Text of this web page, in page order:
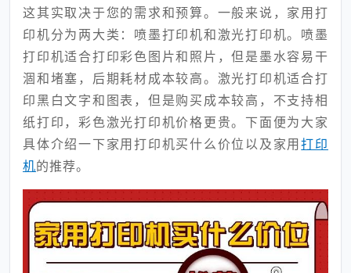
这其实取决于您的需求和预算。一般来说，家用打
印机分为两大类：喷墨打印机和激光打印机。喷墨
打印机适合打印彩色图片和照片，但是墨水容易干
涸和堵塞，后期耗材成本较高。激光打印机适合打
印黑白文字和图表，但是购买成本较高，不支持相
纸打印，彩色激光打印机价格更贵。下面便为大家
具体介绍一下家用打印机买什么价位以及家用打印
机的推荐。